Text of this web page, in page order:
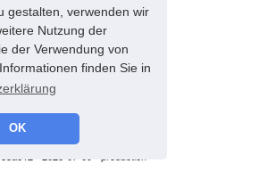
gestalten, verwenden wir
Nutzung der
der Verwendung von
finden Sie in
OK
-Impressum-Datenschutz